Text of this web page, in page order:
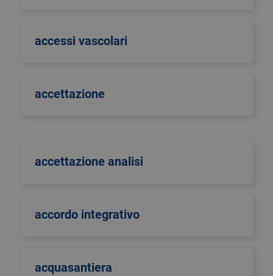
accessi vascolari
accettazione
accettazione analisi
accordo integrativo
acquasantiera